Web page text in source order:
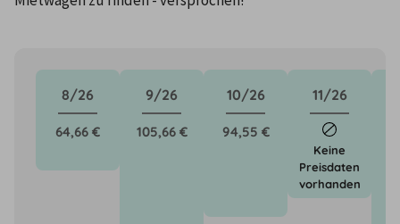
8/26
64,66 €
9/26
105,66 €
10/26
94,55 €
11/26
Keine
Preisdaten
vorhanden